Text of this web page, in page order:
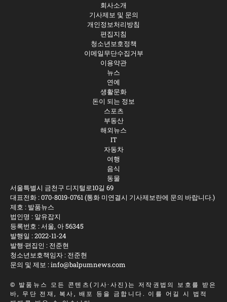
회사소개
기사제보 및 문의
개인정보처리방침
편집지침
청소년보호정책
이메일무단수집거부
이용약관
뉴스
연예
생활문화
돈이 되는 정보
스포츠
부동산
해외뉴스
IT
자동차
여행
음식
동물
서울특별시 금천구 디지털로10길 69
대표전화 :070-8019-0761(통화 미연결시 기사제보란에 문의 바랍니다.)
제호 : 발품뉴스
법인명 : 알유잡지
등록번호 : 서울, 아 56345
발행일 : 2022-11-24
발행·편집인 : 전준현
청소년보호책임자 : 전준현
문의 및 제보 :info@balpumnews.com
© 발품뉴스
모든 콘텐츠(기사·사진)는 저작권법의 보호를 받은
바, 무단 전재, 복사, 배포 등을 금합니다. 이를 어길 시 법적